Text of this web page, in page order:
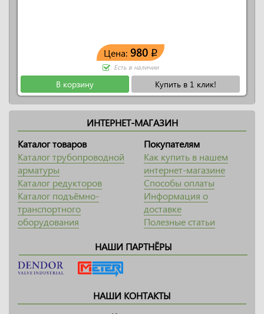
Цена: 980 q
Есть в наличии
В корзину Купить в 1 клик!
ИНТЕРНЕТ-МАГАЗИН
Каталог товаров
Каталог трубопроводной
арматуры
Каталог редукторов
Каталог подъёмно-
транспортного
оборудования
Покупателям
Как купить в нашем
интернет-магазине
Способы оплаты
Информация о
доставке
Полезные статьи
НАШИ ПАРТНЁРЫ
НАШИ КОНТАКТЫ